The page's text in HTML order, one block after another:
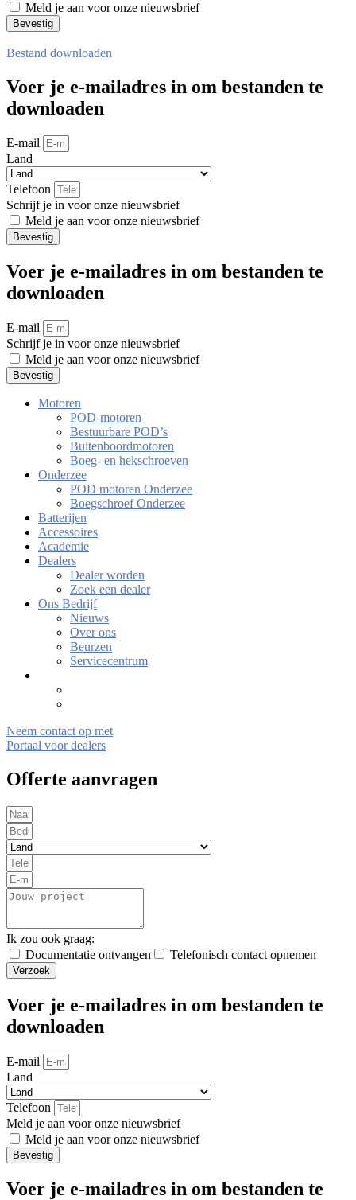
Meld je aan voor onze nieuwsbrief
Bevestig
Bestand downloaden
Voer je e-mailadres in om bestanden te
downloaden
E-mail
Land
Telefoon
Schrijf je in voor onze nieuwsbrief
Meld je aan voor onze nieuwsbrief
Bevestig
Voer je e-mailadres in om bestanden te
downloaden
E-mail
Schrijf je in voor onze nieuwsbrief
Meld je aan voor onze nieuwsbrief
Bevestig
Motoren
POD-motoren
Bestuurbare POD’s
Buitenboordmotoren
Boeg- en hekschroeven
Onderzee
POD motoren Onderzee
Boegschroef Onderzee
Batterijen
Accessoires
Academie
Dealers
Dealer worden
Zoek een dealer
Ons Bedrijf
Nieuws
Over ons
Beurzen
Servicecentrum
Neem contact op met
Portaal voor dealers
Offerte aanvragen
Ik zou ook graag:
Documentatie ontvangen
Telefonisch contact opnemen
Verzoek
Voer je e-mailadres in om bestanden te
downloaden
E-mail
Land
Telefoon
Meld je aan voor onze nieuwsbrief
Meld je aan voor onze nieuwsbrief
Bevestig
Voer je e-mailadres in om bestanden te